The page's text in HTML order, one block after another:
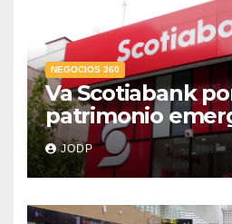
NEGOCIOS 360
Va Scotiabank
patrimonio
JODP